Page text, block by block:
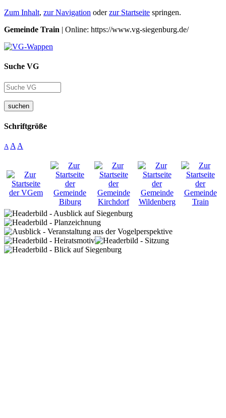
Zum Inhalt, zur Navigation oderzur Startseite springen.
Gemeinde Train | Online: https://www.vg-siegenburg.de/
Suche VG
suchen
Schriftgröße
A A A